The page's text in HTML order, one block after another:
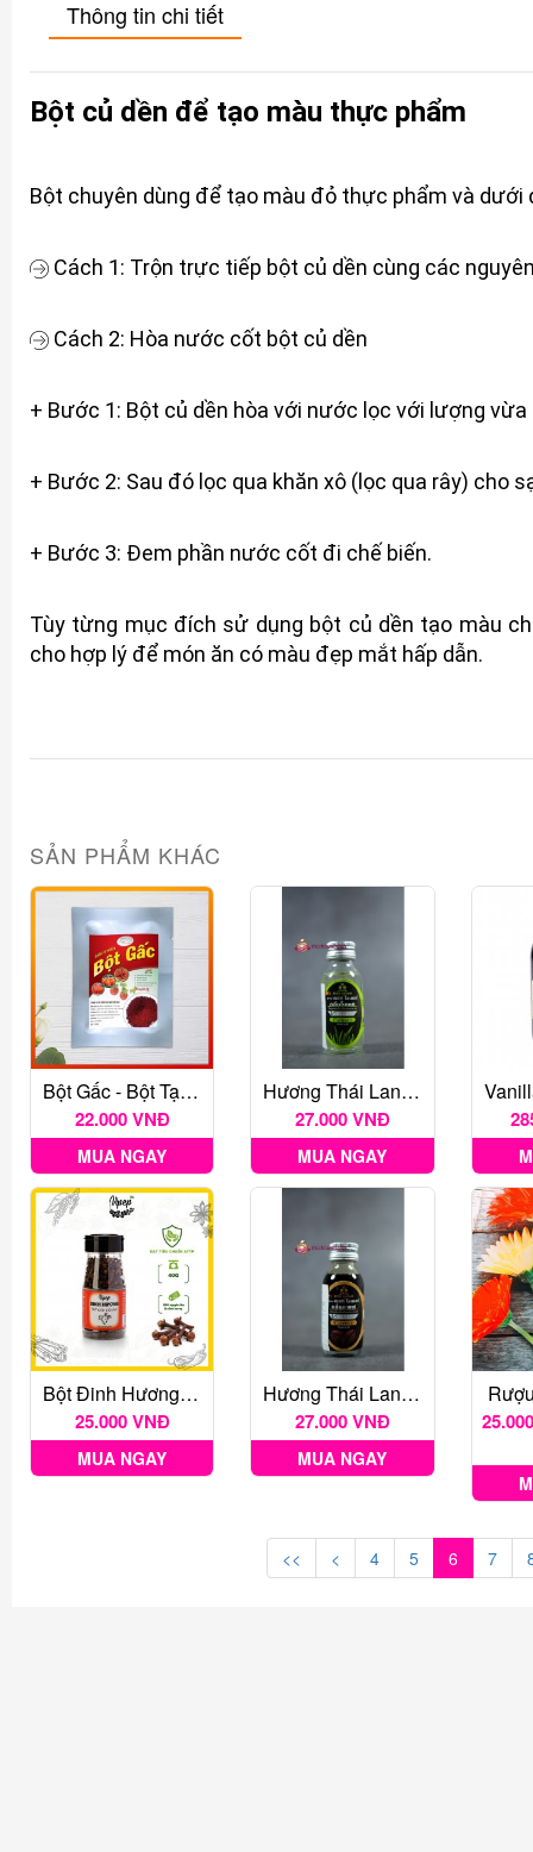
Thông tin chi tiết
Bột củ dền để tạo màu thực phẩm
Bột chuyên dùng để tạo màu đỏ thực phẩm và
Cách 1: Trộn trực tiếp bột củ dền cùng các
Cách 2: Hòa nước cốt bột củ dền
+ Bước 1: Bột củ dền hòa với nước lọc với lượng
+ Bước 2: Sau đó lọc qua khăn xô (lọc qua rây) cho
+ Bước 3: Đem phần nước cốt đi chế biến.
Tùy từng mục đích sử dụng bột củ dền tạo màu
cho hợp lý để món ăn có màu đẹp mắt hấp dẫn.
SẢN PHẨM KHÁC
Bột Gấc - Bột Tạo Màu Thực Phẩm Tự Nhiên Gói 20G
22.000 VNĐ
MUA NGAY
Hương Thái Lan 30ml - Lá Dứa
27.000 VNĐ
MUA NGAY
Bột Đinh Hương Vipep 50G
25.000 VNĐ
MUA NGAY
Hương Thái Lan 30ml - Cà Phê
27.000 VNĐ
MUA NGAY
<< < 4 5 6 7